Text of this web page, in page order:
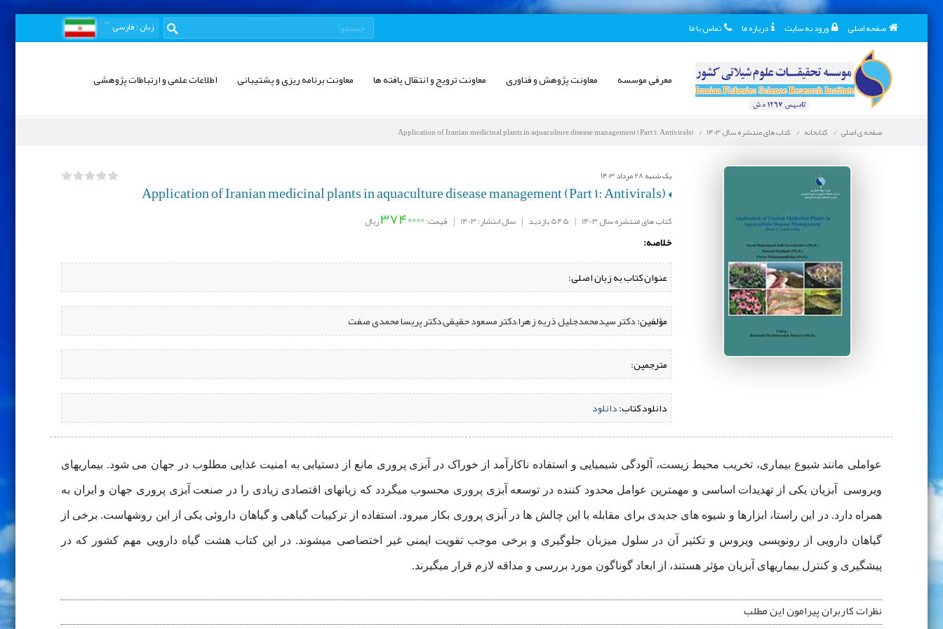
صفحه اصلی ورود به سایت درباره ما تماس با ما زبان: فارسی
معرفی موسسه معاونت پژوهش و فناوری معاونت ترویج و انتقال یافته ها معاونت برنامه ریزی و پشتیبانی اطلاعات علمی و ارتباطات پژوهشی
صفحه ی اصلی کتابخانه کتاب های منتشره سال 1403 Application of Iranian medicinal plants in aquaculture disease management (Part 1: Antivirals)
یک شنبه 28 مرداد 1403
کتاب های منتشره سال 1403 | 545 بازدید | سال انتشار: 1403 | قیمت:3740000ریال
خلاصه:
عنوان کتاب به زبان اصلی:
مؤلفین:‌ دکتر سیدمحمدجلیل ذریه زهرا,دکتر مسعود حقیقی,دکتر پریسا محمدی صفت
مترجمین:
دانلود کتاب:دانلود
عواملی مانند شیوع بیماری، تخریب محیط زیست، آلودگی شیمیایی و استفاده ناکارآمد از خوراک در آبزی پروری مانع از دستیابی به امنیت غذایی مطلوب در جهان می شود. بیماریهای
ویروسی آبزیان یکی از تهدیدات اساسی و مهمترین عوامل محدود کننده در توسعه آبزی پروری محسوب میگردد که زیانهای اقتصادی زیادی را در صنعت آبزی پروری جهان و ایران به
همراه دارد. در این راستا، ابزارها و شیوه های جدیدی برای مقابله با این چالش ها در آبزی پروری بکار میرود. استفاده از ترکیبات گیاهی و گیاهان داروئی یکی از این روشهاست. برخی از
گیاهان دارویی از رونویسی ویروس و تکثیر آن در سلول میزبان جلوگیری و برخی موجب تقویت ایمنی غیر اختصاصی میشوند. در این کتاب هشت گیاه دارویی مهم کشور که در
پیشگیری و کنترل بیماریهای آبزیان مؤثر هستند، از ابعاد گوناگون مورد بررسی و مداقه لازم قرار میگیرند.
نظرات کاربران پیرامون این مطلب